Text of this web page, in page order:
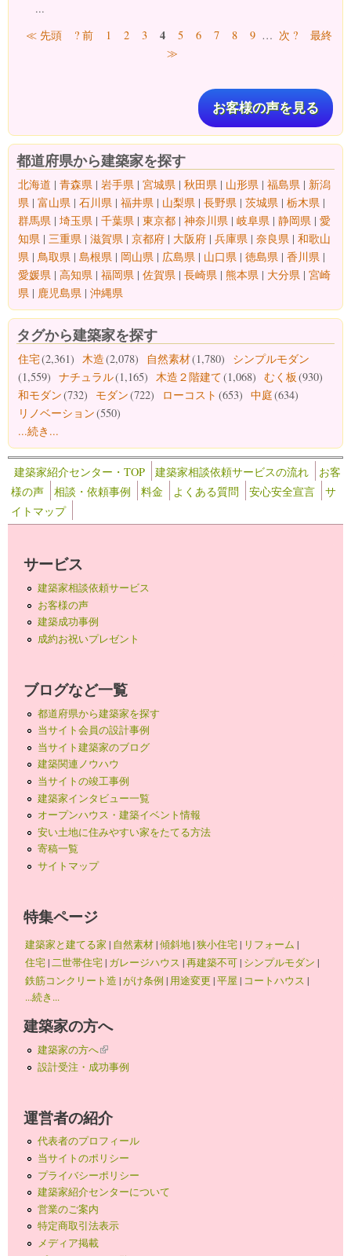
...
ページ
≪ 先頭 ? 前 1 2 3 4 5 6 7 8 9 … 次 ?
最終
≫
お客様の声を見る
都道府県から建築家を探す
北海道 | 青森県 | 岩手県 | 宮城県 | 秋田県 | 山形県 | 福島県 | 新潟
県 | 富山県 | 石川県 | 福井県 | 山梨県 | 長野県 | 茨城県 | 栃木県 |
群馬県 | 埼玉県 | 千葉県 | 東京都 | 神奈川県 | 岐阜県 | 静岡県 | 愛
知県 | 三重県 | 滋賀県 | 京都府 | 大阪府 | 兵庫県 | 奈良県 | 和歌山
県 | 鳥取県 | 島根県 | 岡山県 | 広島県 | 山口県 | 徳島県 | 香川県 |
愛媛県 | 高知県 | 福岡県 | 佐賀県 | 長崎県 | 熊本県 | 大分県 | 宮崎
県 | 鹿児島県 | 沖縄県
タグから建築家を探す
住宅(2,361) 木造(2,078) 自然素材(1,780)
シンプルモダン
(1,559) ナチュラル(1,165) 木造２階建て(1,068) むく板 (930)
和モダン(732) モダン(722) ローコスト (653) 中庭(634)
リノベーション(550)
...続き...
建築家紹介センター・TOP 建築家相談依頼サービスの流れ
お客
様の声
相談・依頼事例 料金 よくある質問 安心安全宣言
サ
イトマップ
サービス
建築家相談依頼サービス
お客様の声
建築成功事例
成約お祝いプレゼント
ブログなど一覧
都道府県から建築家を探す
当サイト会員の設計事例
当サイト建築家のブログ
建築関連ノウハウ
当サイトの竣工事例
建築家インタビュー一覧
オープンハウス・建築イベント情報
安い土地に住みやすい家をたてる方法
寄稿一覧
サイトマップ
特集ページ
建築家と建てる家 | 自然素材|傾斜地|狭小住宅| リフォーム |
住宅|二世帯住宅| ガレージハウス |再建築不可| シンプルモダン |
鉄筋コンクリート造 |がけ条例 | 用途変更 |平屋 | コートハウス |
...続き...
建築家の方へ
建築家の方へ(link is external)
設計受注・成功事例
運営者の紹介
代表者のプロフィール
当サイトのポリシー
プライバシーポリシー
建築家紹介センターについて
営業のご案内
特定商取引法表示
メディア掲載